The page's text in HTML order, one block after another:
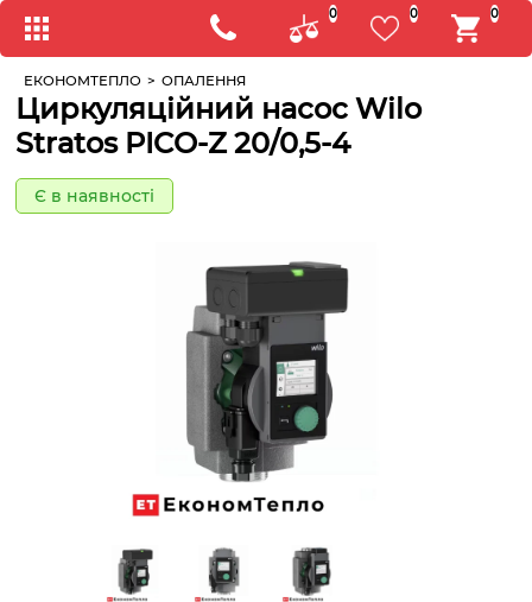
0 0 0
ЕКОНОМТЕПЛО > ОПАЛЕННЯ
Циркуляційний насос Wilo
Stratos PICO-Z 20/0,5-4
Є в наявності